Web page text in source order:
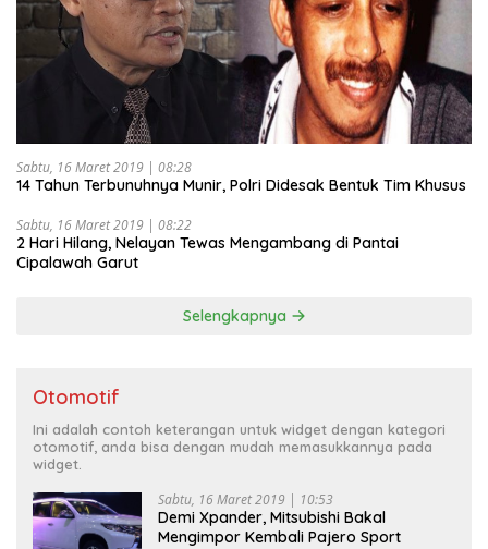
Sabtu, 16 Maret 2019 | 08:28
14 Tahun Terbunuhnya Munir, Polri Didesak Bentuk Tim Khusus
Sabtu, 16 Maret 2019 | 08:22
2 Hari Hilang, Nelayan Tewas Mengambang di Pantai
Cipalawah Garut
Selengkapnya
Otomotif
Ini adalah contoh keterangan untuk widget dengan kategori
otomotif, anda bisa dengan mudah memasukkannya pada
widget.
Sabtu, 16 Maret 2019 | 10:53
Demi Xpander, Mitsubishi Bakal
Mengimpor Kembali Pajero Sport